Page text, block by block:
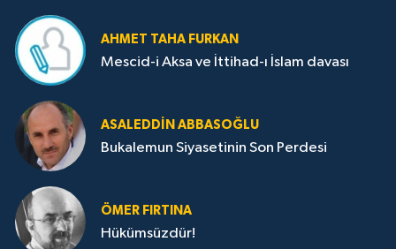
AHMET TAHA FURKAN
Mescid-i Aksa ve İttihad-ı İslam davası
ASALEDDIN ABBASOĞLU
Bukalemun Siyasetinin Son Perdesi
ÖMER FIRTINA
Hükümsüzdür!